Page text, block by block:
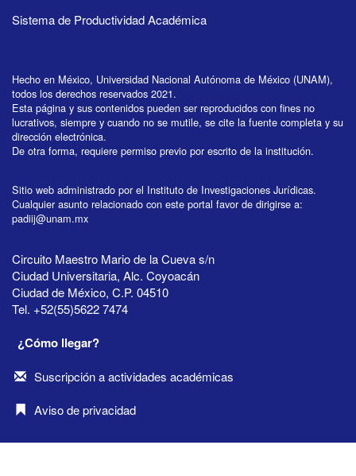
Sistema de Productividad Académica
Hecho en México, Universidad Nacional Autónoma de México (UNAM),
todos los derechos reservados 2021.
Esta página y sus contenidos pueden ser reproducidos con fines no
lucrativos, siempre y cuando no se mutile, se cite la fuente completa y su
dirección electrónica.
De otra forma, requiere permiso previo por escrito de la institución.
Sitio web administrado por el Instituto de Investigaciones Jurídicas.
Cualquier asunto relacionado con este portal favor de dirigirse a:
padiij@unam.mx
Circuito Maestro Mario de la Cueva s/n
Ciudad Universitaria, Alc. Coyoacán
Ciudad de México, C.P. 04510
Tel. +52(55)5622 7474
¿Cómo llegar?
Suscripción a actividades académicas
Aviso de privacidad